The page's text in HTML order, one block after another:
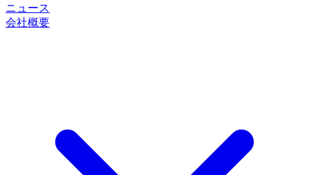
ニュース
会社概要